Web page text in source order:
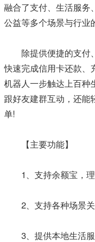
融合了支付、生活服务
公益等多个场景与行业
除提供便捷的支付
快速完成信用卡还款、
机器人一步触达上百种
跟好友建群互动，还能
单!
【主要功能】
1、支持余额宝，理
2、支持各种场景关
3、提供本地生活服